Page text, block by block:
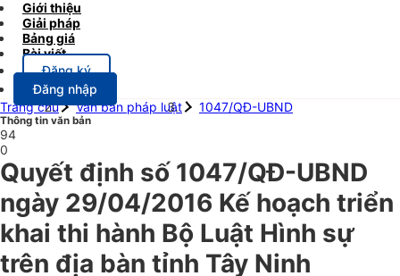
Giới thiệu
Giải pháp
Bảng giá
Bài viết
Đăng ký
Đăng nhập
Trang chủ
Văn bản pháp luật 1047/QĐ-UBND
Thông tin văn bản
94
0
Quyết định số 1047/QĐ-UBND
ngày 29/04/2016 Kế hoạch triển
khai thi hành Bộ Luật Hình sự
trên địa bàn tỉnh Tây Ninh